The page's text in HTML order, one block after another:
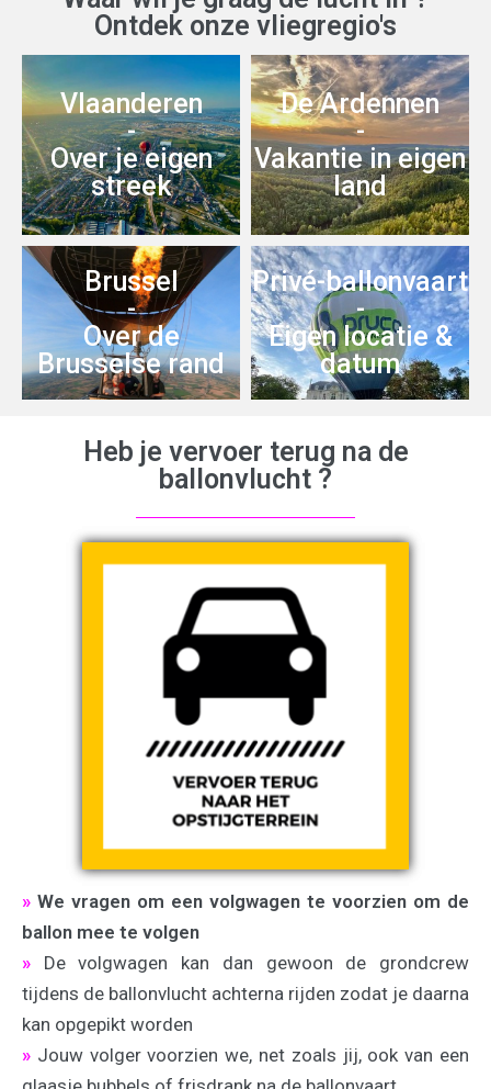
Ontdek onze vliegregio's
Vlaanderen
-
Over je eigen
streek
De Ardennen
-
Vakantie in eigen
land
Brussel
-
Over de
Brusselse rand
Privé-ballonvaart
-
Eigen locatie &
datum
Heb je vervoer terug na de
ballonvlucht ?
» We vragen om een volgwagen te voorzien om de
ballon mee te volgen
» De volgwagen kan dan gewoon de grondcrew
tijdens de ballonvlucht achterna rijden zodat je daarna
kan opgepikt worden
» Jouw volger voorzien we, net zoals jij, ook van een